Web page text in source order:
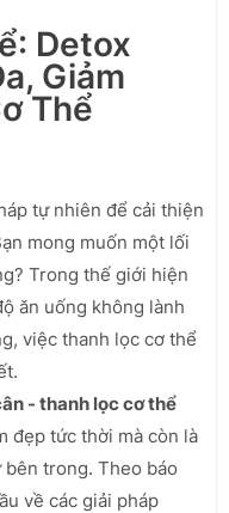
Detox
Giảm
Thể
tự nhiên để cải thiện
mong muốn một lối
Trong thế giới hiện
ăn uống không lành
việc thanh lọc cơ thể
- thanh lọc cơ thể
đẹp tức thời mà còn là
trong. Theo báo
về các giải pháp